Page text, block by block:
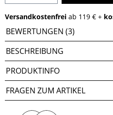
Versandkostenfrei ab 119 € +
BEWERTUNGEN (3)
BESCHREIBUNG
PRODUKTINFO
FRAGEN ZUM ARTIKEL